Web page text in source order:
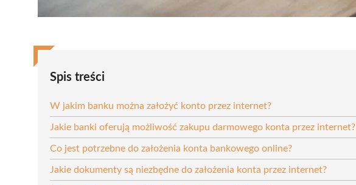
Spis treści
W jakim banku można założyć konto przez internet?
Jakie banki oferują możliwość zakupu darmowego konta przez internet?
Co jest potrzebne do założenia konta bankowego online?
Jakie dokumenty są niezbędne do założenia konta przez internet?